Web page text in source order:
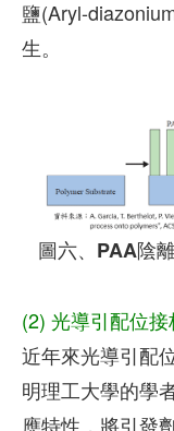
鹽(Aryl-
生。
圖六、PAA陰
(2) 光導引配位
近年來光導引配
明理工大學的學
應特性，將引發